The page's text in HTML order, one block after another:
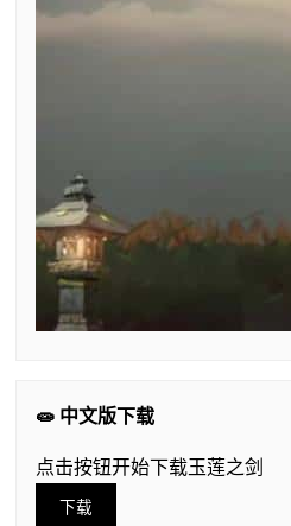
🧫 中文版下载
点击按钮开始下载玉莲之剑
下载